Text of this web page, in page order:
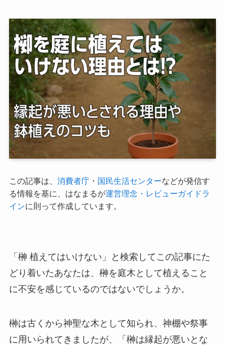
この記事は、 消費者庁・ 国民生活センターなどが発信す
る情報を基に、はなまるが運営理念・レビューガイドラ
インに則って作成しています。
「榊 植えてはいけない」と検索してこの記事にた
どり着いたあなたは、榊を庭木として植えること
に不安を感じているのではないでしょうか。
榊は古くから神聖な木として知られ、神棚や祭事
に用いられてきましたが、「榊は縁起が悪いとな